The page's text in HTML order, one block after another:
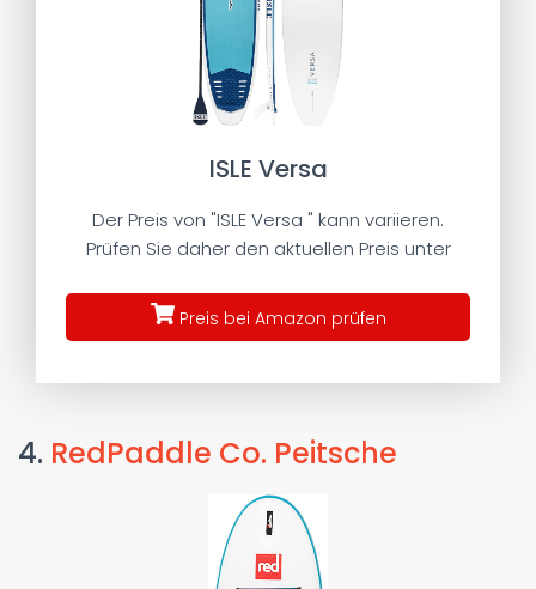
ISLE Versa
Der Preis von "ISLE Versa " kann variieren.
Prüfen Sie daher den aktuellen Preis unter
Preis bei Amazon prüfen
4. RedPaddle Co. Peitsche